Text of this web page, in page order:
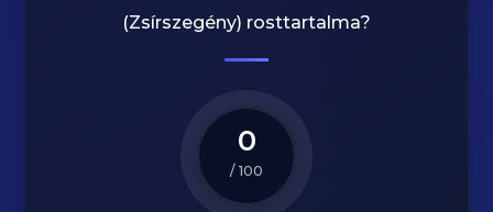
(Zsírszegény) rosttartalma?
0
/ 100